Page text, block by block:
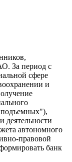
За период с
сфере
и
деятельности
автономного
правовой
банк